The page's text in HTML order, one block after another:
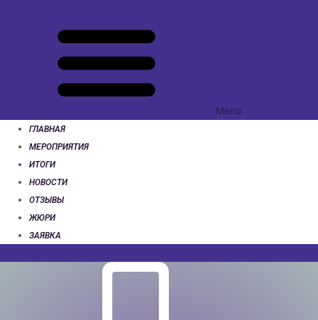
Menu
ГЛАВНАЯ
МЕРОПРИЯТИЯ
ИТОГИ
НОВОСТИ
ОТЗЫВЫ
ЖЮРИ
ЗАЯВКА